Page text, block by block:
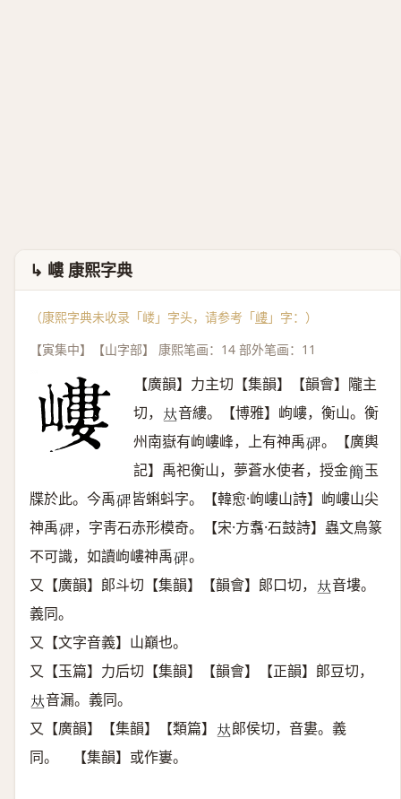
↳ 嶁 康熙字典
（康熙字典未收录「嵝」字头，请参考「嶁 」字：）
【寅集中】【山字部】 康熙笔画：14 部外笔画：11
【廣韻】力主切【集韻】【韻會】隴主
切， 𠀤音縷。【博雅】岣嶁，衡山。衡
州南嶽有岣嶁峰，上有神禹𥓓 。【廣輿
記】禹祀衡山，夢蒼水使者，授金𥳑 玉
牒於此。今禹𥓓 皆蝌蚪字。【韓愈·岣嶁山詩】岣嶁山尖
神禹𥓓 ，字靑石赤形模奇。【宋·方翥·石鼓詩】蟲文鳥篆
不可識，如讀岣嶁神禹𥓓 。
又【廣韻】郞斗切【集韻】【韻會】郞口切， 𠀤音塿。
義同。
又【文字音義】山巔也。
又【玉篇】力后切【集韻】【韻會】【正韻】郞豆切，
𠀤音漏。義同。
又【廣韻】【集韻】【類篇】 𠀤郞侯切，音婁。義
同。 【集韻】或作㟺。